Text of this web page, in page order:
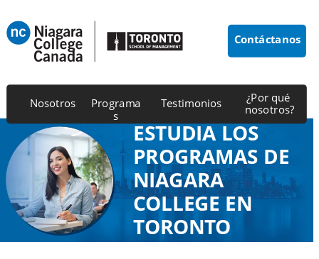
ESTUDIA LOS
PROGRAMAS DE
NIAGARA
COLLEGE EN
TORONTO
Contáctanos
Nosotros Programa
s
Testimonios ¿Por qué
nosotros?